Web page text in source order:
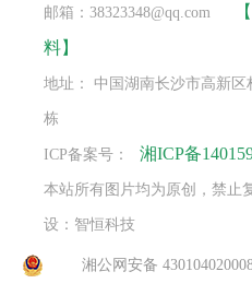
邮箱：38323348@qq.com
料】
地址： 中国湖南长沙市高新区
栋
ICP备案号： 湘ICP备
本站所有图片均为原创，禁止
设：智恒科技
湘公网安备